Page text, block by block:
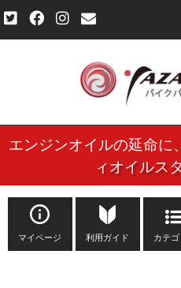
ご利用規約
個人情報保護方針
よくある質問
エンジンオイルの延命に、
ィオイルス
マイページ 利用ガイド カテゴ